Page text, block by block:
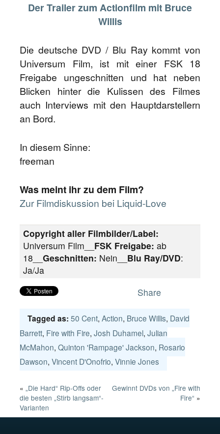
Der Trailer zum Actionfilm mit Bruce
Willis
Die deutsche DVD / Blu Ray kommt von
Universum Film, ist mit einer FSK 18
Freigabe ungeschnitten und hat neben
Blicken hinter die Kulissen des Filmes
auch Interviews mit den Hauptdarstellern
an Bord.
In diesem Sinne:
freeman
Was meint ihr zu dem Film?
Zur Filmdiskussion bei Liquid-Love
Copyright aller Filmbilder/Label:
Universum Film__ FSK Freigabe: ab
18__ Geschnitten: Nein__ Blu Ray/DVD:
Ja/Ja
Share
Tagged as: 50 Cent, Action, Bruce Willis, David
Barrett, Fire with Fire, Josh Duhamel, Julian
McMahon, Quinton 'Rampage' Jackson, Rosario
Dawson, Vincent D'Onofrio, Vinnie Jones
« „Die Hard“ Rip-Offs oder
die besten „Stirb langsam“-
Varianten
Gewinnt DVDs von „Fire with
Fire“ »